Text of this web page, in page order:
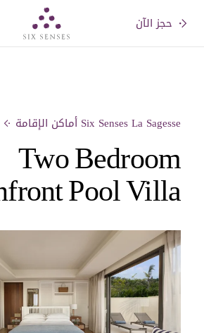
حجز الآن
Six Senses La Sagesse أماكن الإقامة
Two Bedroom
Pool Villa